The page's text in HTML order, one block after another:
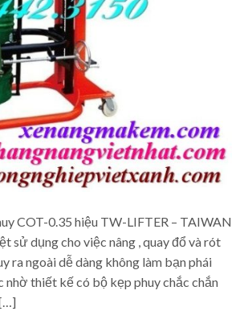
COT-0.35 hiệu TW-LIFTER – TAIWAN
sử dụng cho việc nâng , quay đổ và rót
ra ngoài dễ dàng không làm bạn phái
nhờ thiết kế có bộ kẹp phuy chắc chắn